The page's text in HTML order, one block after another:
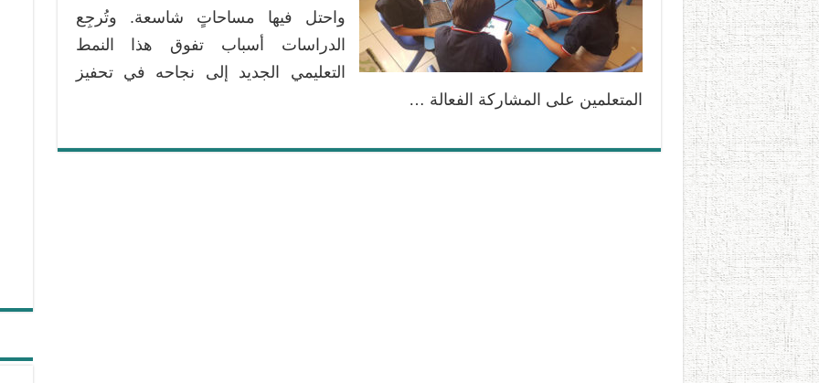
واحتل فيها مساحاتٍ شاسعة. وتُرجِع
الدراسات أسباب تفوق هذا النمط
التعليمي الجديد إلى نجاحه في تحفيز
المتعلمين على المشاركة الفعالة …